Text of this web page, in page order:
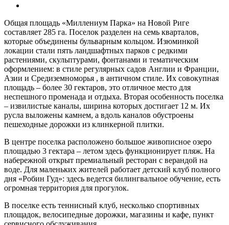
Общая площадь «Миллениум Парка» на Новой Риге
составляет 285 га. Поселок разделен на семь кварталов,
которые объединены бульварным кольцом. Изюминкой
локации стали пять ландшафтных парков с редкими
растениями, скульптурами, фонтанами и тематическим
оформлением: в стиле регулярных садов Англии и Франции,
Азии и Средиземноморья , в античном стиле. Их совокупная
площадь – более 30 гектаров, это отличное место для
неспешного променада и отдыха. Вторая особенность поселка
– извилистые каналы, ширина которых достигает 12 м. Их
русла выложены камнем, а вдоль каналов обустроены
пешеходные дорожки из клинкерной плитки.
В центре поселка расположено большое живописное озеро
площадью 3 гектара – летом здесь функционирует пляж. На
набережной открыт премиальный ресторан с верандой на
воде. Для маленьких жителей работает детский клуб полного
дня «Робин Гуд»: здесь ведется билингвальное обучение, есть
огромная территория для прогулок.
В поселке есть теннисный клуб, несколько спортивных
площадок, велосипедные дорожки, магазины и кафе, пункт